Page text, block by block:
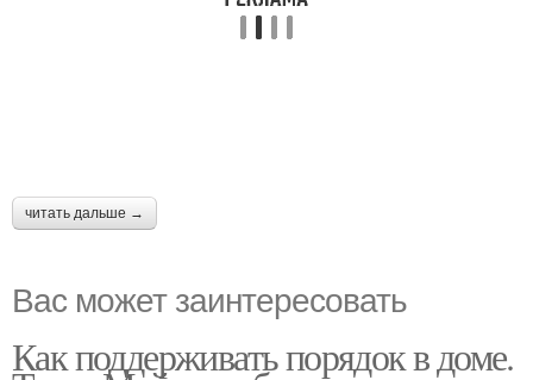
читать дальше →
Вас может заинтересовать
Как поддерживать порядок в доме.